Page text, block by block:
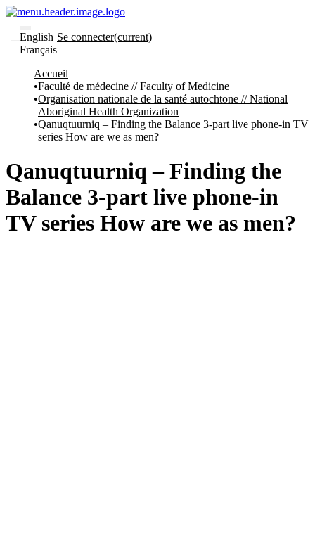
English
Français
Se connecter(current)
et collections
Parcourir
Statistiques
À
propos
Recherche
uO
Comment
soumettre
votre
thèse
Accueil
Faculté de médecine // Faculty of Medicine
Organisation nationale de la santé autochtone // National
Aboriginal Health Organization
Qanuqtuurniq – Finding the Balance 3-part live phone-in TV
series How are we as men?
Qanuqtuurniq – Finding the
Balance 3-part live phone-in
TV series How are we as men?